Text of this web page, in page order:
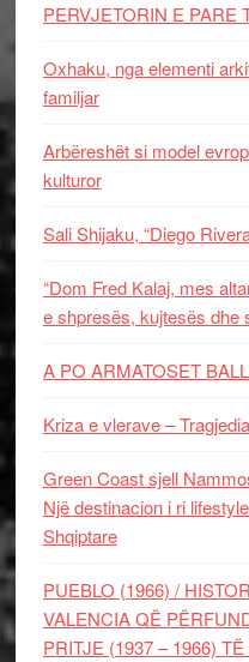
PERVJETORIN E PARE
Oxhaku, nga elementi
familjar
Arbëreshët si model
kulturor
Sali Shijaku, “Diego
“Dom Fred Kalaj, mes
e shpresës, kujtesës dhe
A PO ARMATOSET
Kriza e vlerave –
Green Coast sjell
Një destinacion i ri
Shqiptare
PUEBLO (1966) /
VALENCIA QË
PRITJE (1937 – 1966)